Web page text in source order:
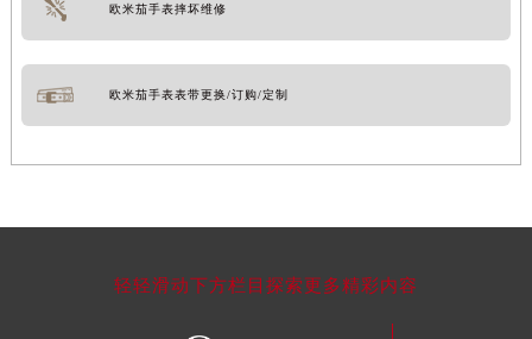
欧米茄手表摔坏维修
欧米茄手表表带更换/订购/定制
轻轻滑动下方栏目探索更多精彩内容